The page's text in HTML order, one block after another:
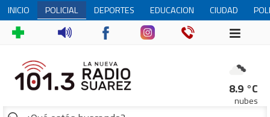
INICIO POLICIAL DEPORTES EDUCACION CIUDAD
8.9 °C
nubes
1